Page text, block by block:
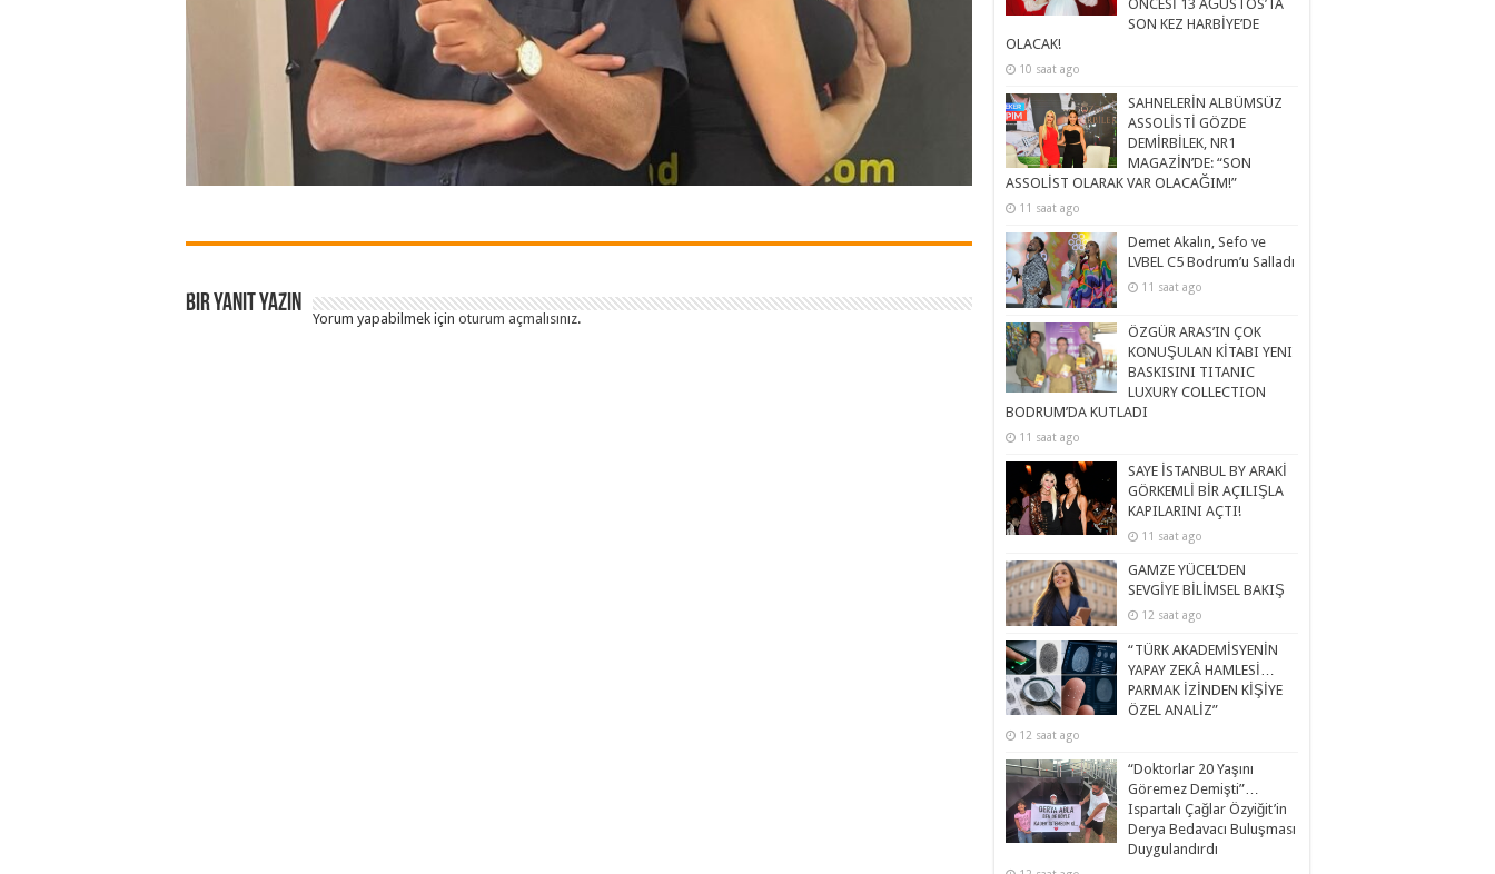
Bir yanıt yazın
Yorum yapabilmek için oturum açmalısınız.
ÖNCESİ 13 AĞUSTOS’TA
SON KEZ HARBİYE’DE
OLACAK!
10 saat ago
SAHNELERİN ALBÜMSÜZ
ASSOLİSTİ GÖZDE
DEMİRBİLEK, NR1
MAGAZİN’DE: “SON
ASSOLİST OLARAK VAR OLACAĞIM!”
11 saat ago
Demet Akalın, Sefo ve
LVBEL C5 Bodrum’u Salladı
11 saat ago
ÖZGÜR ARAS’IN ÇOK
KONUŞULAN KİTABI YENI
BASKISINI TITANIC
LUXURY COLLECTION
BODRUM’DA KUTLADI
11 saat ago
SAYE İSTANBUL BY ARAKİ
GÖRKEMLİ BİR AÇILIŞLA
KAPILARINI AÇTI!
11 saat ago
GAMZE YÜCEL’DEN
SEVGİYE BİLİMSEL BAKIŞ
12 saat ago
“TÜRK AKADEMİSYENİN
YAPAY ZEKÂ HAMLESİ…
PARMAK İZİNDEN KİŞİYE
ÖZEL ANALİZ”
12 saat ago
“Doktorlar 20 Yaşını
Göremez Demişti”…
Ispartalı Çağlar Özyiğit’in
Derya Bedavacı Buluşması
Duygulandırdı